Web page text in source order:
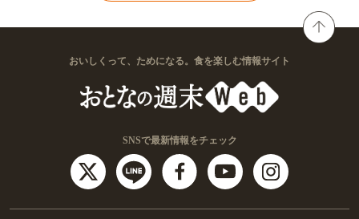
おいしくって、ためになる。食を楽しむ情報サイト
SNSで最新情報をチェック